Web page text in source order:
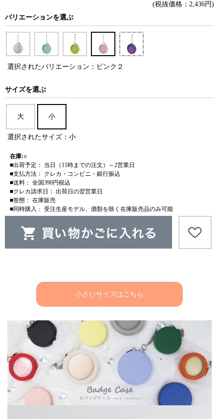
(税抜価格：2,436円)
バリエーションを選ぶ
選択されたバリエーション：ピンク２
サイズを選ぶ
大 小
選択されたサイズ：小
在庫:○
■出荷予定： 当日（11時までの注文）～2営業日
■支払方法： クレカ・コンビニ・銀行振込
■送料： 全国390円税込
■クレカ請求日： 出荷日の翌営業日
■形態： 在庫販売
■同時購入： 受注生産モデル、酒類を除く在庫販売品のみ可能
小さいサイズはこちら